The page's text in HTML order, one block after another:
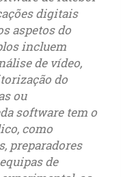
digitais
aspetos do
incluem
de vídeo,
do
ou
software tem o
como
preparadores
de